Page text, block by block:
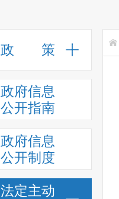
政 策
政府信息
公开指南
政府信息
公开制度
法定主动